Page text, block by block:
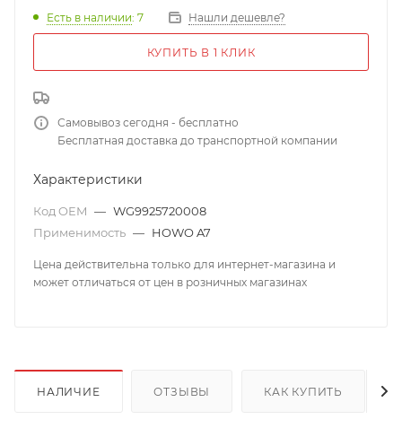
Есть в наличии: 7 Нашли дешевле?
КУПИТЬ В 1 КЛИК
Самовывоз сегодня - бесплатно
Бесплатная доставка до транспортной компании
Характеристики
Код OEM — WG9925720008
Применимость — HOWO A7
Цена действительна только для интернет-магазина и
может отличаться от цен в розничных магазинах
НАЛИЧИЕ ОТЗЫВЫ КАК КУПИТЬ